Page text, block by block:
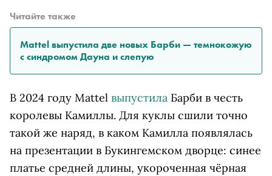
Читайте также
Mattel выпустила две новых Барби — темнокожую
с синдромом Дауна и слепую
В 2024 году Mattel выпустила Барби в честь
королевы Камиллы. Для куклы сшили точно
такой же наряд, в каком Камилла появлялась
на презентации в Букингемском дворце: синее
платье средней длины, укороченная чёрная